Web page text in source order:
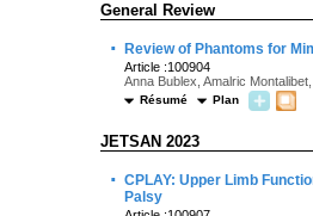
General Review
· Review of Phantoms for
Article :100904
Anna Bublex, Amalric
Résumé Plan
JETSAN 2023
· CPLAY: Upper Limb
Palsy